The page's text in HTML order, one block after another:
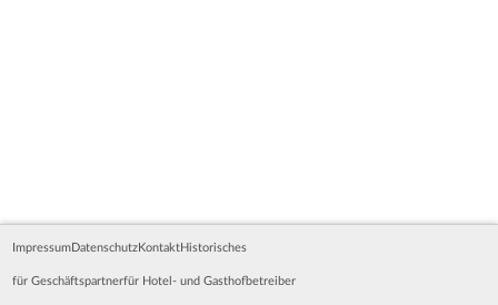
Impressum Datenschutz Kontakt Historisches
für Geschäftspartnerfür Hotel- und Gasthofbetreiber